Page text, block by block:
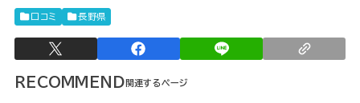
口コミ 長野県
RECOMMEND